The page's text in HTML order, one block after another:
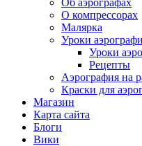
Об аэрографах
О компрессорах
Малярка
Уроки
Уроки
Рецепты
Аэрография на
Краски для
Магазин
Карта сайта
Блоги
Вики